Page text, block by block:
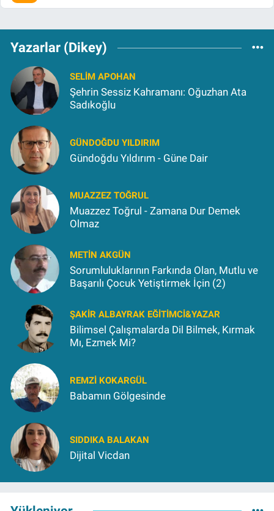
Yazarlar (Dikey)
SELIM APOHAN
Şehrin Sessiz Kahramanı: Oğuzhan Ata
Sadıkoğlu
GÜNDOĞDU YILDIRIM
Gündoğdu Yıldırım - Güne Dair
MUAZZEZ TOĞRUL
Muazzez Toğrul - Zamana Dur Demek
Olmaz
METIN AKGÜN
Sorumluluklarının Farkında Olan, Mutlu ve
Başarılı Çocuk Yetiştirmek İçin (2)
ŞAKIR ALBAYRAK EĞITIMCI&YAZAR
Bilimsel Çalışmalarda Dil Bilmek, Kırmak
Mı, Ezmek Mi?
REMZI KOKARGÜL
Babamın Gölgesinde
SIDDIKA BALAKAN
Dijital Vicdan